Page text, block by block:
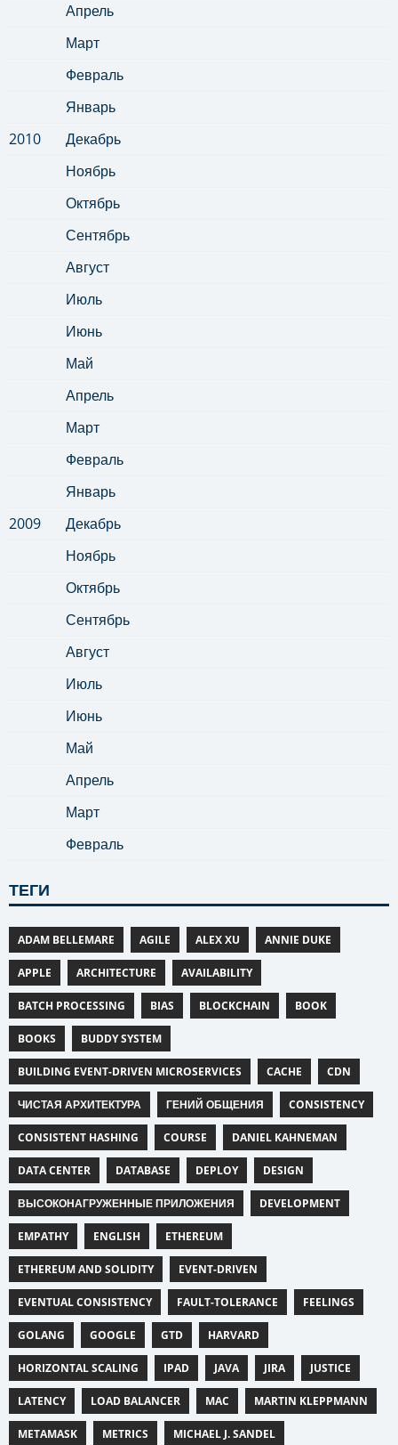
Апрель
Март
Февраль
Январь
2010
Декабрь
Ноябрь
Октябрь
Сентябрь
Август
Июль
Июнь
Май
Апрель
Март
Февраль
Январь
2009
Декабрь
Ноябрь
Октябрь
Сентябрь
Август
Июль
Июнь
Май
Апрель
Март
Февраль
ТЕГИ
ADAM BELLEMARE AGILE ALEX XU ANNIE DUKE
APPLE ARCHITECTURE AVAILABILITY
BATCH PROCESSING BIAS BLOCKCHAIN BOOK
BOOKS BUDDY SYSTEM
BUILDING EVENT-DRIVEN MICROSERVICES CACHE CDN
ЧИСТАЯ АРХИТЕКТУРА ГЕНИЙ ОБЩЕНИЯ CONSISTENCY
CONSISTENT HASHING COURSE DANIEL KAHNEMAN
DATA CENTER DATABASE DEPLOY DESIGN
ВЫСОКОНАГРУЖЕННЫЕ ПРИЛОЖЕНИЯ DEVELOPMENT
EMPATHY ENGLISH ETHEREUM
ETHEREUM AND SOLIDITY EVENT-DRIVEN
EVENTUAL CONSISTENCY FAULT-TOLERANCE FEELINGS
GOLANG GOOGLE GTD HARVARD
HORIZONTAL SCALING IPAD JAVA JIRA JUSTICE
LATENCY LOAD BALANCER MAC MARTIN KLEPPMANN
METAMASK METRICS MICHAEL J. SANDEL